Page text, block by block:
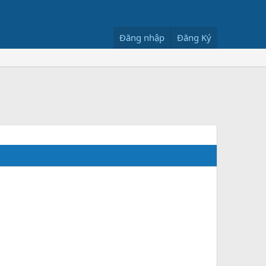
Đăng nhập Đăng Ký